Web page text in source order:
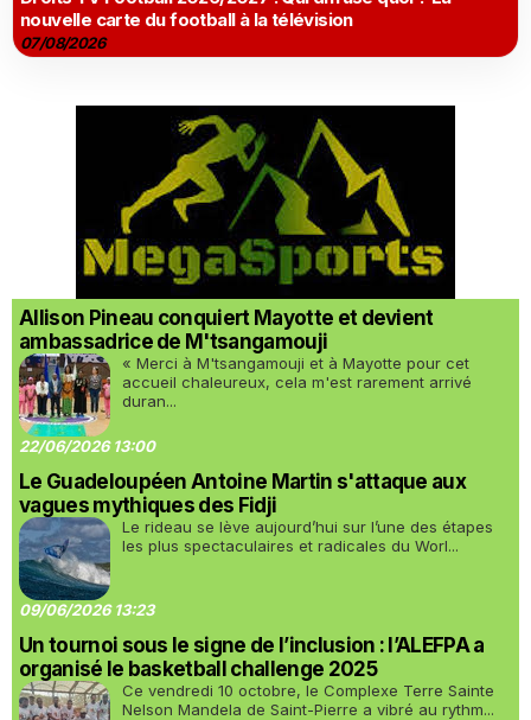
nouvelle carte du football à la télévision
07/08/2026
Allison Pineau conquiert Mayotte et devient
ambassadrice de M'tsangamouji
« Merci à M'tsangamouji et à Mayotte pour cet
accueil chaleureux, cela m'est rarement arrivé
duran...
22/06/2026 13:00
Le Guadeloupéen Antoine Martin s'attaque aux
vagues mythiques des Fidji
Le rideau se lève aujourd’hui sur l’une des étapes
les plus spectaculaires et radicales du Worl...
09/06/2026 13:23
Un tournoi sous le signe de l’inclusion : l’ALEFPA a
organisé le basketball challenge 2025
Ce vendredi 10 octobre, le Complexe Terre Sainte
Nelson Mandela de Saint-Pierre a vibré au rythm...